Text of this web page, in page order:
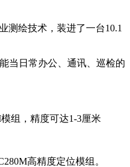
测绘技术，装进了一台10.1
当日常办公、通讯、巡检的
组，精度可达1-3厘米
高精度定位模组。